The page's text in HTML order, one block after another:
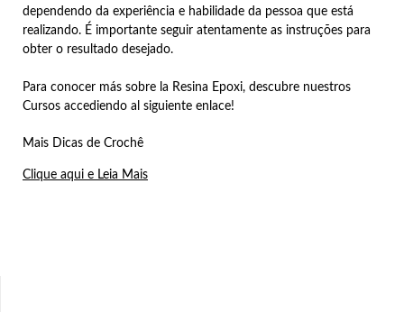
dependendo da experiência e habilidade da pessoa que está
realizando. É importante seguir atentamente as instruções para
obter o resultado desejado.
Para conocer más sobre la Resina Epoxi, descubre nuestros
Cursos accediendo al siguiente enlace!
Mais Dicas de Crochê
Clique aqui e Leia Mais